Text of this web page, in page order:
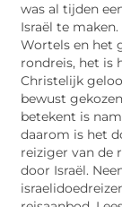
was al tijden
Israël te
Wortels en het
rondreis, het is
Christelijk
bewust
betekent is
daarom is het
reiziger van de
door Israël.